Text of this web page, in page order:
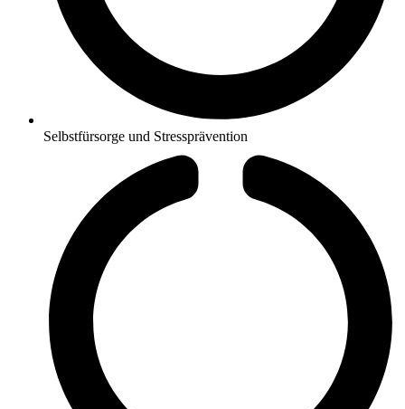
Selbstfürsorge und Stressprävention